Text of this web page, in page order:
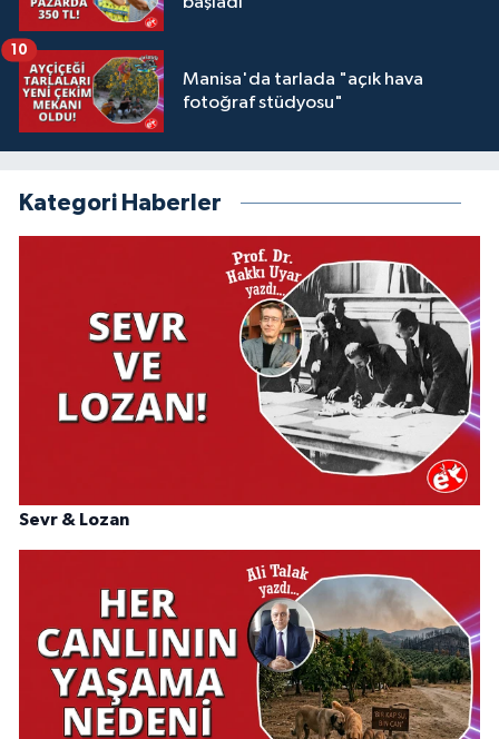
Manisa'da tarlada "açık hava
fotoğraf stüdyosu"
10
Kategori Haberler
Sevr & Lozan